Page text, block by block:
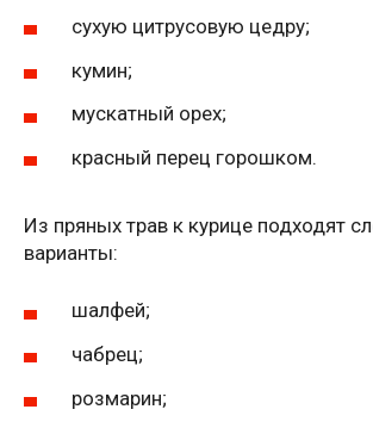
сухую цитрусовую цедру;
кумин;
мускатный орех;
красный перец горошком.
Из пряных трав к курице подходят
варианты:
шалфей;
чабрец;
розмарин;